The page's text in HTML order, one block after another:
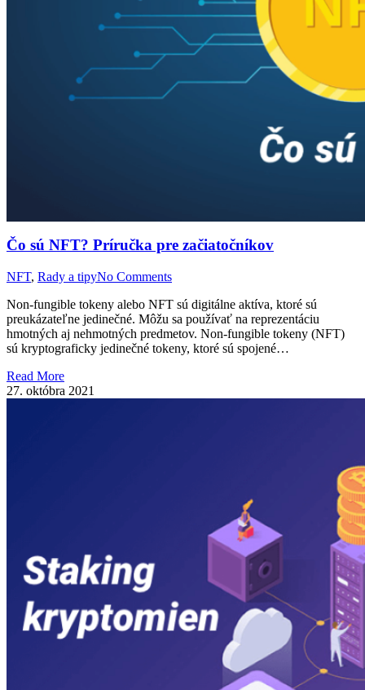
Čo sú NFT? Príručka pre začiatočníkov
NFT, Rady a tipyNo Comments
Non-fungible tokeny alebo NFT sú digitálne aktíva, ktoré sú
preukázateľne jedinečné. Môžu sa používať na reprezentáciu
hmotných aj nehmotných predmetov. Non-fungible tokeny (NFT)
sú kryptograficky jedinečné tokeny, ktoré sú spojené…
Read More
27. októbra 2021